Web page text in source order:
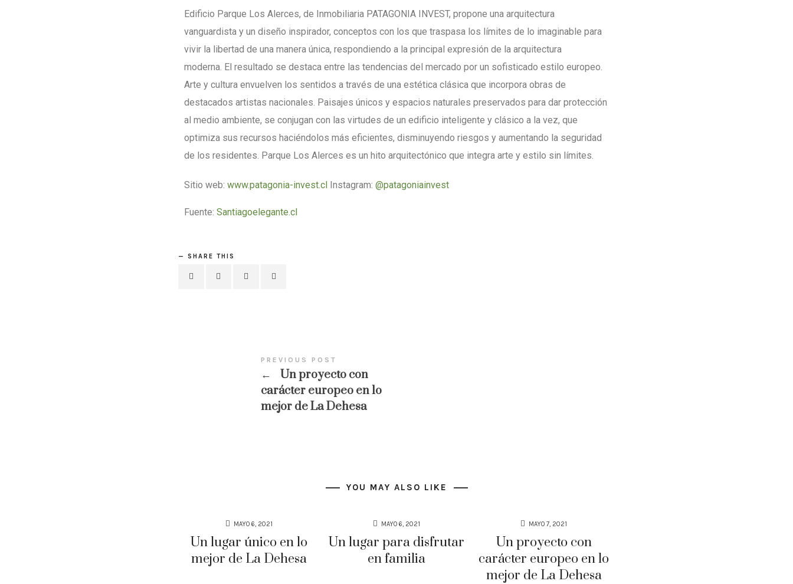
Edificio Parque Los Alerces, de Inmobiliaria PATAGONIA INVEST, propone una arquitectura
vanguardista y un diseño inspirador, conceptos con los que traspasa los límites de lo imaginable para
vivir la libertad de una manera única, respondiendo a la principal expresión de la arquitectura
moderna. El resultado se destaca entre las tendencias del mercado por un sofisticado estilo europeo.
Arte y cultura envuelven los sentidos a través de una estética clásica que incorpora obras de
destacados artistas nacionales. Paisajes únicos y espacios naturales preservados para dar protección
al medio ambiente, se conjugan con las virtudes de un edificio inteligente y clásico a la vez, que
optimiza sus recursos haciéndolos más eficientes, disminuyendo riesgos y aumentando la seguridad
de los residentes. Parque Los Alerces es un hito arquitectónico que integra arte y estilo sin límites.
Sitio web: www.patagonia-invest.cl Instagram: @patagoniainvest
Fuente: Santiagoelegante.cl
SHARE THIS
PREVIOUS POST
←
Un proyecto con
carácter europeo en lo
mejor de La Dehesa
YOU MAY ALSO LIKE
MAYO 6, 2021
Un lugar único en lo
mejor de La Dehesa
MAYO 6, 2021
Un lugar para disfrutar
en familia
MAYO 7, 2021
Un proyecto con
carácter europeo en lo
mejor de La Dehesa